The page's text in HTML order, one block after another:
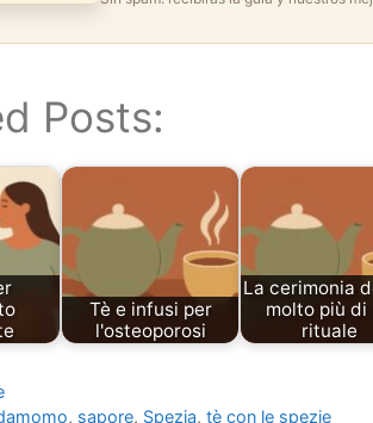
Posts:
Tè e infusi per
l'osteoporosi
La cerimonia
molto più di
rituale
, sapore, Spezia,tè con le spezie